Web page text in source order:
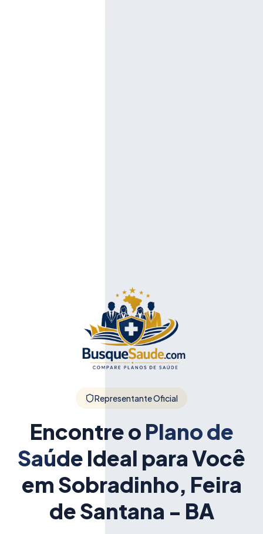
Representante Oficial
Encontre o Plano de
Saúde Ideal para Você
em Sobradinho, Feira
de Santana - BA